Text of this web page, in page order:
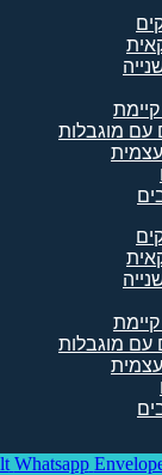
עם מוגבלות
עם מוגבלות
Whatsapp